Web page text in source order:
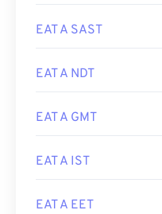
EAT A SAST
EAT A NDT
EAT A GMT
EAT A IST
EAT A EET